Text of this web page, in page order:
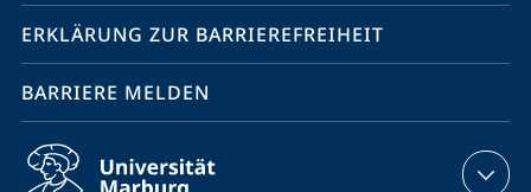
ERKLÄRUNG ZUR BARRIEREFREIHEIT
BARRIERE MELDEN